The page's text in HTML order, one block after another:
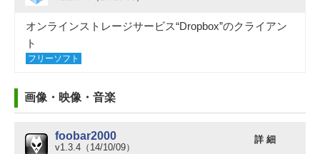
オンラインストレージサービス“Dropbox”のクライアン
ト
フリーソフト
画像・映像・音楽
foobar2000
v1.3.4（14/10/09）
詳 細